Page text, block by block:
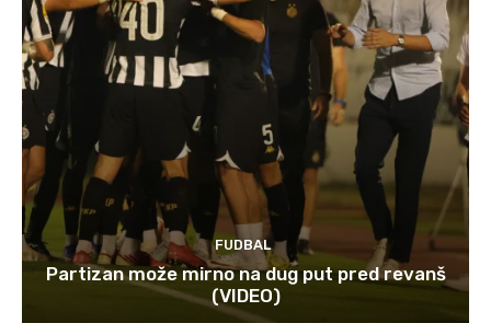
FUDBAL
Partizan može mirno na dug put pred revanš
(VIDEO)